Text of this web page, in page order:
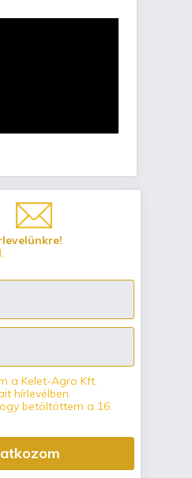
a Kelet-Agro Kft.
hírlevélben.
betöltöttem a 16.